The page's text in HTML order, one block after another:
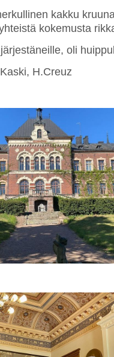
kakku
kokemusta
oli
H.Creuz